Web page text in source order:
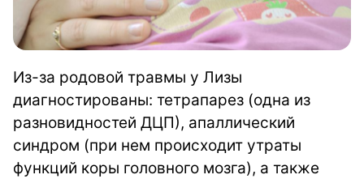
Из-за родовой травмы у Лизы
диагностированы: тетрапарез (одна из
разновидностей ДЦП), апаллический
синдром (при нем происходит утраты
функций коры головного мозга), а также